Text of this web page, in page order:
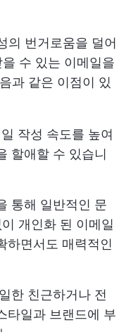
의 번거로움을 덜어
수 있는 이메일을
과 같은 이점이 있
작성 속도를 높여
할애할 수 있습니
통해 일반적인 문
개인화 된 이메일
하면서도 매력적인
한 친근하거나 전
타일과 브랜드에 부